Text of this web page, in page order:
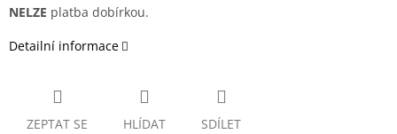
NELZE platba dobírkou.
Detailní informace
ZEPTAT SE HLÍDAT SDÍLET